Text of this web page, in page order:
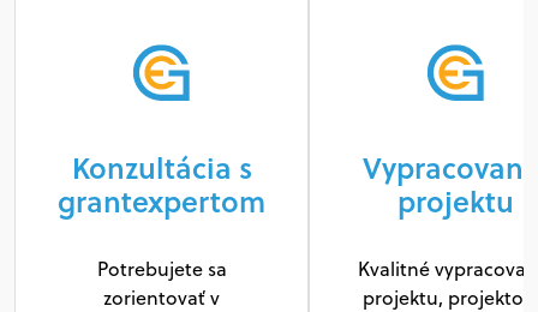
Konzultácia s
grantexpertom
Potrebujete sa
zorientovať v
projektu
Kvalitné
projektu,